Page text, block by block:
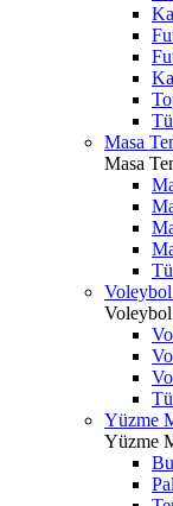
Masa
Masa
Yüzme
Yüzme